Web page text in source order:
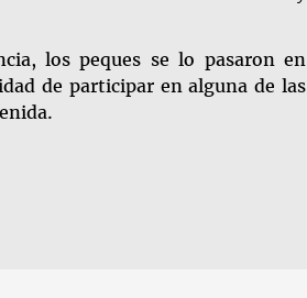
los peques se lo pasaron en
de participar en alguna de las